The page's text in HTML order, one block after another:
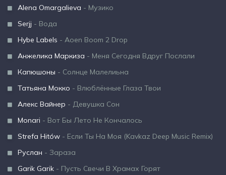
Alena Omargalieva - Музико
Serjj - Вода
Hybe Labels - Aoen Boom 2 Drop
Анжелика Маркиза - Меня Сегодня Вдруг Послали
Капюшоны - Солнце Малелиьна
Татьяна Мокко - Влюблённые Глаза Твои
Алекс Вайнер - Девушка Сон
Monari - Вот Бы Лето Не Кончалось
Strefa Hitów - Если Ты На Моя (Kavkaz Deep Music Remix)
Руслан - Зараза
Garik Garik - Пусть Свечи В Храмах Горят